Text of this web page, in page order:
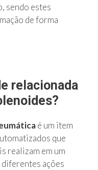
sendo estes
de forma
relacionada
é um item
que
realizam em um
ações